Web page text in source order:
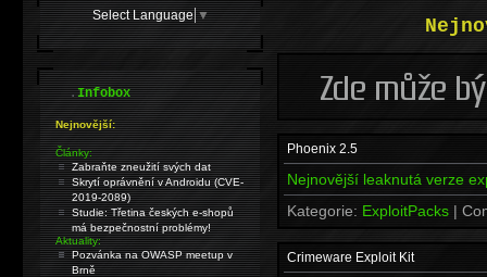
Phoenix 2.5
Nejnovější leaknutá verze
Kategorie: ExploitPacks |
Crimeware Exploit Kit
Select Language ▼
.Infobox
Nejnovější:
Články:
Zabraňte zneužití svých dat
Skrytí oprávnění v Androidu (CVE-
2019-2089)
Studie: Třetina českých e-shopů
má bezpečnostní problémy!
Aktuality:
Pozvánka na OWASP meetup v
Brně